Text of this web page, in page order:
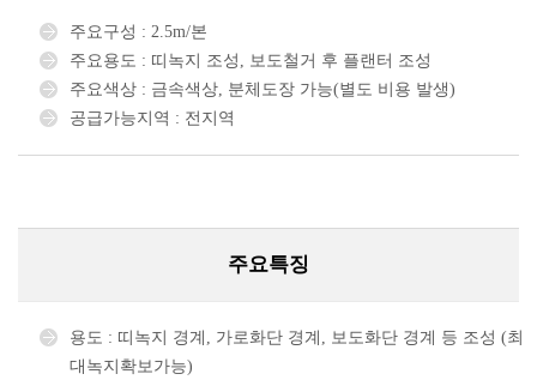
주요구성 : 2.5m/본
주요용도 : 띠녹지 조성, 보도철거 후 플랜터 조성
주요색상 : 금속색상, 분체도장 가능(별도 비용 발생)
공급가능지역 : 전지역
주요특징
용도 : 띠녹지 경계, 가로화단 경계, 보도화단 경계 등 조성 (최
대녹지확보가능)